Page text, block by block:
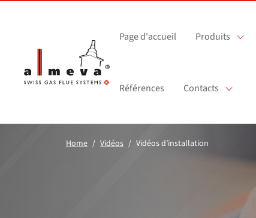
Page d'accueil Produits
Références Contacts
Home Vidéos Vidéos d’installation